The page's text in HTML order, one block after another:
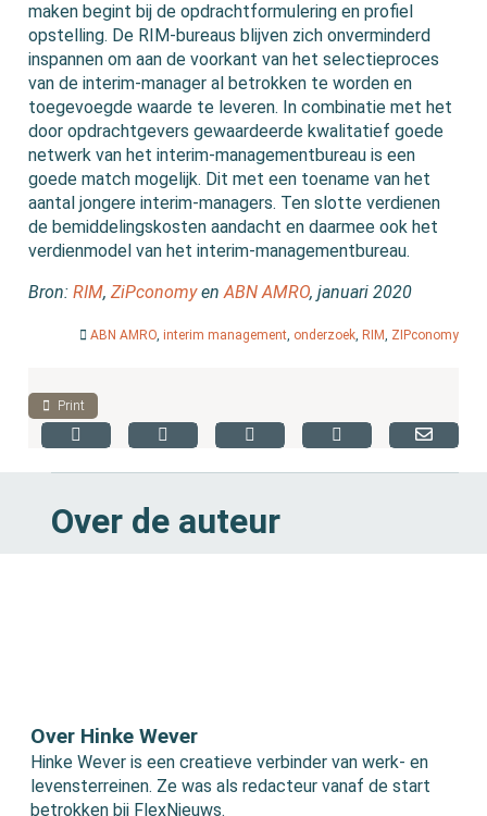
maken begint bij de opdrachtformulering en profiel
opstelling. De RIM-bureaus blijven zich onverminderd
inspannen om aan de voorkant van het selectieproces
van de interim-manager al betrokken te worden en
toegevoegde waarde te leveren. In combinatie met het
door opdrachtgevers gewaardeerde kwalitatief goede
netwerk van het interim-managementbureau is een
goede match mogelijk. Dit met een toename van het
aantal jongere interim-managers. Ten slotte verdienen
de bemiddelingskosten aandacht en daarmee ook het
verdienmodel van het interim-managementbureau.
Bron:RIM,ZiPconomyenABN AMRO, januari 2020
ABN AMRO, interim management, onderzoek, RIM, ZIPconomy
Print
Over de auteur
Over Hinke Wever
Hinke Wever is een creatieve verbinder van werk- en
levensterreinen. Ze was als redacteur vanaf de start
betrokken bij FlexNieuws.